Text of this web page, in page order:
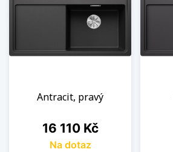
Antracit, pravý
Cena
16 110 Kč
Na dotaz